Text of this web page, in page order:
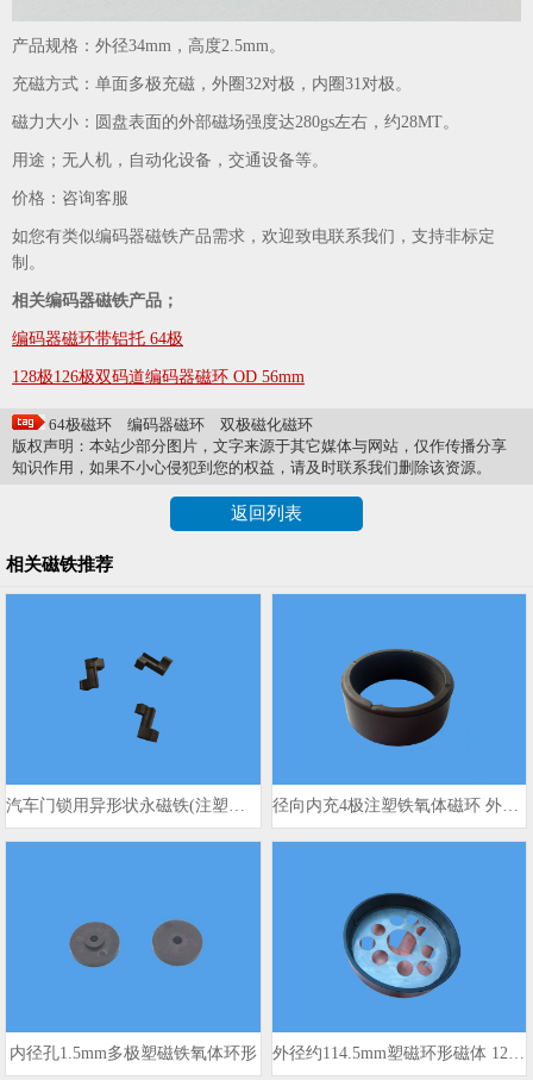
产品规格：外径34mm，高度2.5mm。
充磁方式：单面多极充磁，外圈32对极，内圈31对极。
磁力大小：圆盘表面的外部磁场强度达280gs左右，约28MT。
用途；无人机，自动化设备，交通设备等。
价格：咨询客服
如您有类似编码器磁铁产品需求，欢迎致电联系我们，支持非标定
制。
相关编码器磁铁产品；
编码器磁环带铝托 64极
128极126极双码道编码器磁环 OD 56mm
64极磁环 编码器磁环
双极磁化磁环
版权声明：本站少部分图片，文字来源于其它媒体与网站，仅作传播分享
知识作用，如果不小心侵犯到您的权益，请及时联系我们删除该资源。
返回列表
相关磁铁推荐
汽车门锁用异形状永磁铁(注塑钕铁硼材料) 径向内充4极注塑铁氧体磁环 外径35mm
内径孔1.5mm多极塑磁铁氧体环形